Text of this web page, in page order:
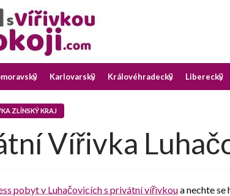
Vířivkou na Pokoji
pobyt pro dvě osoby s vířivkou na pokoji v
Karlovarský Královéhradecký Liberecký
ZLÍNSKÝ KRAJ
Vířivka
pobyt v Luhačovicích s privátní vířivkoua nechte